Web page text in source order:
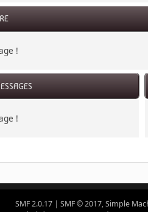
!
!
SMF 2.0.17| SMF © 2017,Simple